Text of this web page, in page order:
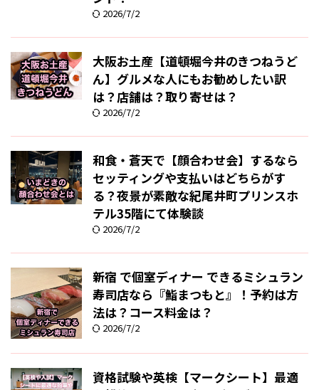
2026/7/2
大阪お土産【道頓堀今井のきつねうど
ん】グルメな人にもお勧めしたい訳
は？店舗は？取り寄せは？
2026/7/2
和食・蒼天で【顔合わせ会】するなら
セッティングや支払いはどちらがす
る？夜景が素敵な紀尾井町プリンスホ
テル35階にて体験談
2026/7/2
新宿 で個室ディナー できるミシュラン
寿司店なら『鮨まつもと』！予約は方
法は？コース料金は？
2026/7/2
資格試験や英検【マークシート】最適